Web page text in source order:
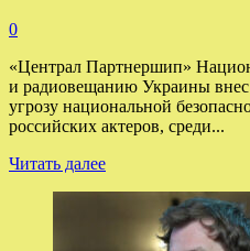
0
«Централ Партнершип»
и радиовещанию Украины
угрозу национальной
российских актеров, среди...
Читать далееПрочитать
Украина